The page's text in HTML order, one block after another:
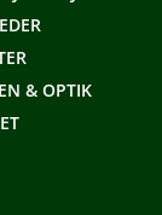
& OPTIK